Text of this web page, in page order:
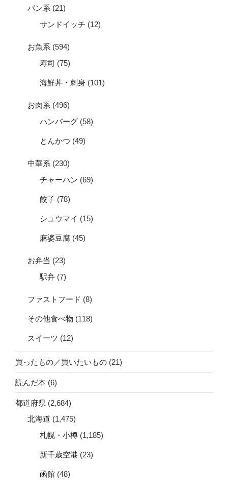
パン系 (21)
サンドイッチ (12)
お魚系 (594)
寿司 (75)
海鮮丼・刺身 (101)
お肉系 (496)
ハンバーグ (58)
とんかつ (49)
中華系 (230)
チャーハン (69)
餃子 (78)
シュウマイ (15)
麻婆豆腐 (45)
お弁当 (23)
駅弁 (7)
ファストフード (8)
その他食べ物 (118)
スイーツ (12)
買ったもの／買いたいもの (21)
読んだ本 (6)
都道府県 (2,684)
北海道 (1,475)
札幌・小樽 (1,185)
新千歳空港 (23)
函館 (48)